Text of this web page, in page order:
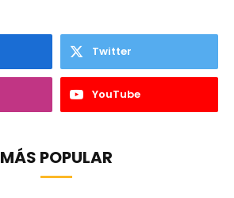
Twitter
YouTube
MÁS POPULAR